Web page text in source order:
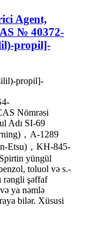
Agent,
№ 40372-
propil]-
propil]-
Nömrəsi
Adı SI-69
，A-1289
Etsu)，KH-845-
yüngül
toluol və s.-
rəngli şəffaf
ya nəmlə
bilər. Xüsusi